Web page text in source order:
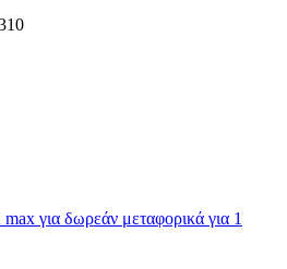
για δωρεάν μεταφορικά για 1